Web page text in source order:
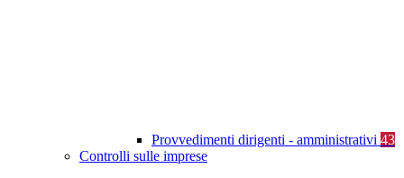
Provvedimenti dirigenti - amministrativi 43
Controlli sulle imprese